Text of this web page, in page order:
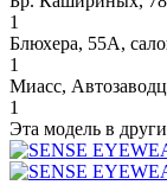
1
Блюхера, 55А,
1
Миасс,
1
Эта модель в